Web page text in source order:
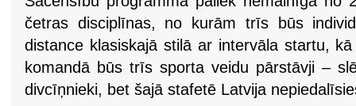
četras disciplīnas, no kurām trīs būs
distance klasiskajā stilā ar intervāla startu,
komandā būs trīs sporta veidu pārstāvji –
divcīņnieki, bet šajā stafetē Latvija